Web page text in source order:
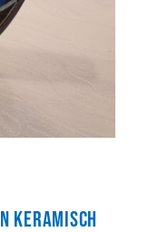
Keramisch